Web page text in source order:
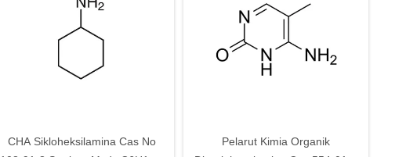
CHA Sikloheksilamina Cas No
Pelarut Kimia Organik